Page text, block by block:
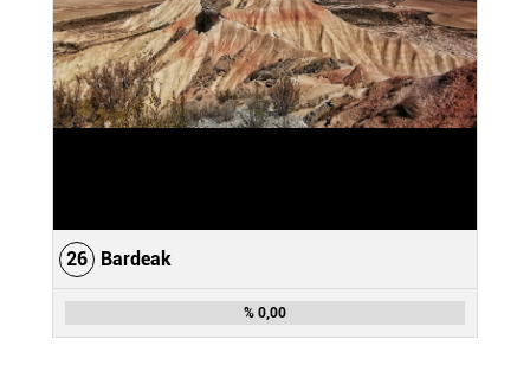
26 Bardeak
% 0,00